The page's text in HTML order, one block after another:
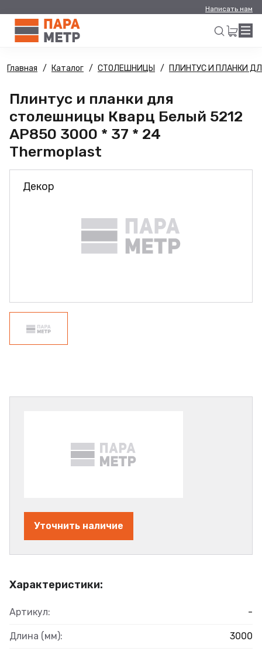
Написать нам
Искать
Главная Каталог СТОЛЕШНИЦЫ ПЛИНТУС И ПЛАНКИ
Плинтус и планки для
столешницы Кварц Белый 5212
AP850 3000 * 37 * 24
Thermoplast
Декор
Характеристики:
Артикул: -
Длина (мм): 3000
Уточнить наличие